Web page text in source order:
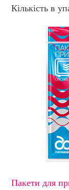
Кількість в
Пакети для